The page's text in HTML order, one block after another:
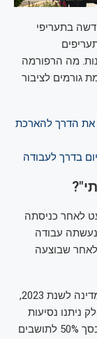
בתעריפי
מה הרפורמה
גורמים לציבור
את הדרך להארכת
בדרך לעבודה
לאחר כניסתה
עבודה
שבוצעה
חלקה הראשון של הרפורמה תוקצב בתקציב המדינה לשנת 2023,
ניתנו נסיעות
בחינם למשך שנה לחיילים משוחררים והנחות בסך 50% לתושבים